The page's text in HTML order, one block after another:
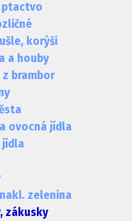
ptactvo
korýši
a houby
z brambor
ovocná jídla
jídla
zelenina
zákusky